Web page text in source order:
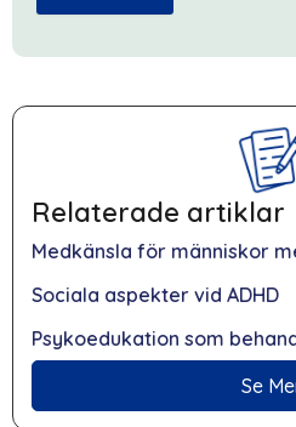
Relaterade artiklar
Medkänsla för människor
Sociala aspekter vid ADHD
Psykoedukation som
Se